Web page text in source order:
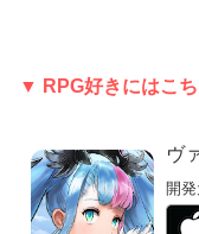
▼ RPG好きにはこ
ヴ
開